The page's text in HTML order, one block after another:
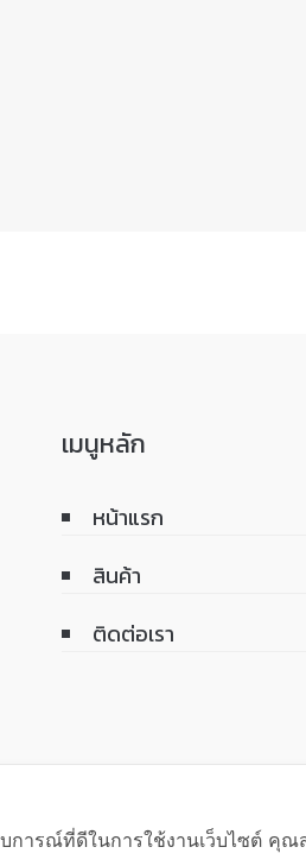
เมนูหลัก
หน้าแรก
สินค้า
ติดต่อเรา
การณ์ที่ดีในการใช้งานเว็บไซต์ คุ